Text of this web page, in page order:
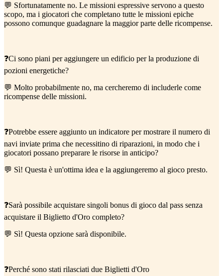
💬 Sfortunatamente no. Le missioni espressive servono a questo
scopo, ma i giocatori che completano tutte le missioni epiche
possono comunque guadagnare la maggior parte delle ricompense.
❓Ci sono piani per aggiungere un edificio per la produzione di
pozioni energetiche?
💬 Molto probabilmente no, ma cercheremo di includerle come
ricompense delle missioni.
❓Potrebbe essere aggiunto un indicatore per mostrare il numero di
navi inviate prima che necessitino di riparazioni, in modo che i
giocatori possano preparare le risorse in anticipo?
💬 Sì! Questa è un'ottima idea e la aggiungeremo al gioco presto.
❓Sarà possibile acquistare singoli bonus di gioco dal pass senza
acquistare il Biglietto d'Oro completo?
💬 Sì! Questa opzione sarà disponibile.
❓Perché sono stati rilasciati due Biglietti d'Oro